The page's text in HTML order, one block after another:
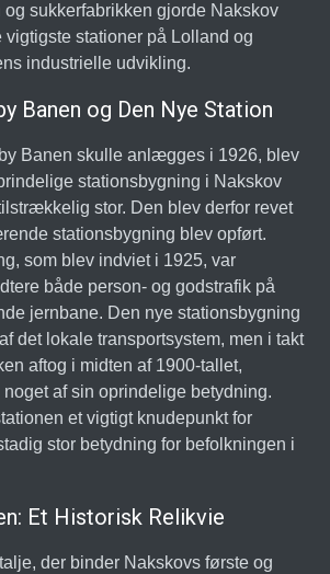
og sukkerfabrikken gjorde Nakskov
vigtigste stationer på Lolland og
industrielle udvikling.
Banen og Den Nye Station
Banen skulle anlægges i 1926, blev
stationsbygning i Nakskov
stor. Den blev derfor revet
stationsbygning blev opført.
som blev indviet i 1925, var
både person- og godstrafik på
jernbane. Den nye stationsbygning
det lokale transportsystem, men i takt
aftog i midten af 1900-tallet,
af sin oprindelige betydning.
et vigtigt knudepunkt for
stor betydning for befolkningen i
Et Historisk Relikvie
der binder Nakskovs første og